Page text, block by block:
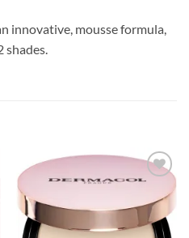
innovative, mousse formula,
shades.
Wishlist